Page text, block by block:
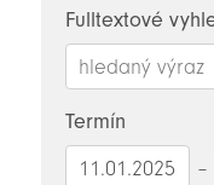
Fulltextové
Termín
–